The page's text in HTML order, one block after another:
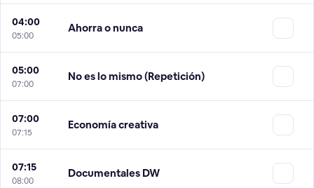
04:00
05:00
Ahorra o nunca
05:00
07:00
No es lo mismo (Repetición)
07:00
07:15
Economía creativa
07:15
08:00
Documentales DW